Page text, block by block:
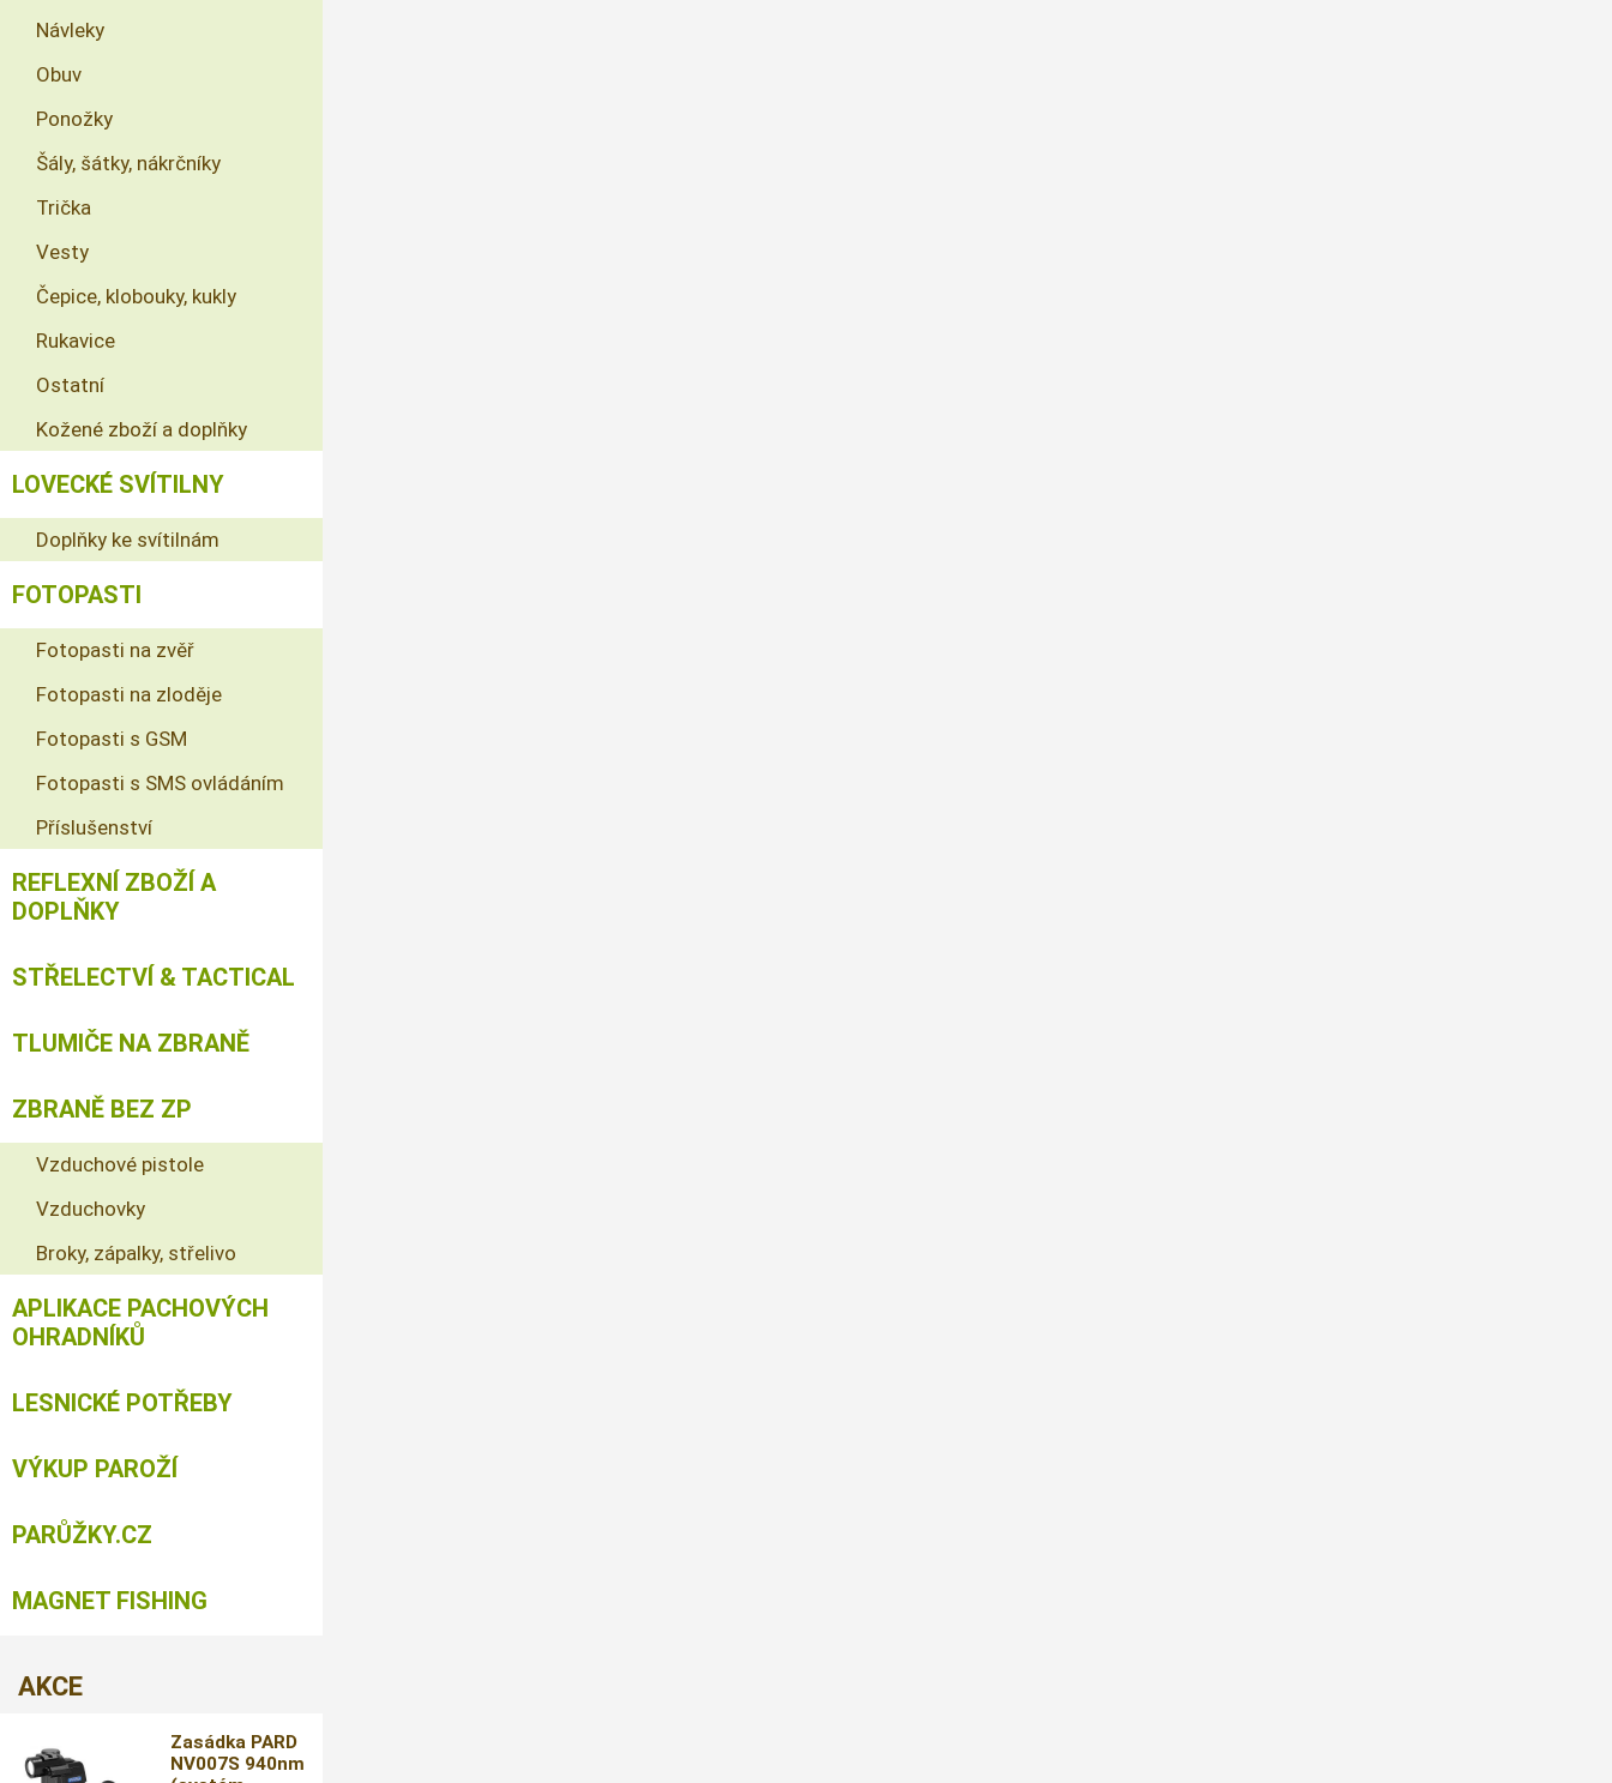
Návleky
Obuv
Ponožky
Šály, šátky, nákrčníky
Trička
Vesty
Čepice, klobouky, kukly
Rukavice
Ostatní
Kožené zboží a doplňky
LOVECKÉ SVÍTILNY
Doplňky ke svítilnám
FOTOPASTI
Fotopasti na zvěř
Fotopasti na zloděje
Fotopasti s GSM
Fotopasti s SMS ovládáním
Příslušenství
REFLEXNÍ ZBOŽÍ A
DOPLŇKY
STŘELECTVÍ & TACTICAL
TLUMIČE NA ZBRANĚ
ZBRANĚ BEZ ZP
Vzduchové pistole
Vzduchovky
Broky, zápalky, střelivo
APLIKACE PACHOVÝCH
OHRADNÍKŮ
LESNICKÉ POTŘEBY
VÝKUP PAROŽÍ
PARŮŽKY.CZ
MAGNET FISHING
AKCE
Zasádka PARD
NV007S 940nm